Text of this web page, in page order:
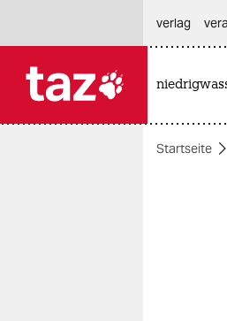
themen
verlag
Startseite